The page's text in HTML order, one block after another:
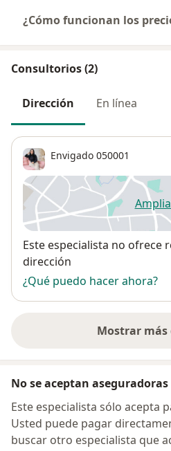
¿Cómo funcionan los
Consultorios (2)
Dirección En línea
Envigado 050001
se
Disponibilidad
Este especialista no ofrece
dirección
¿Qué puedo hacer ahora?
Mostrar más
No se aceptan aseguradoras
Este especialista sólo acepta
Usted puede pagar
buscar otro especialista que